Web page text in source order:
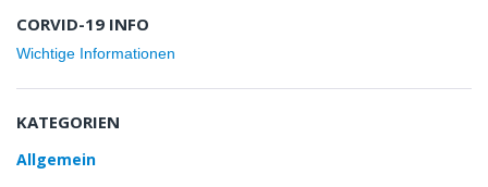
CORVID-19 INFO
Wichtige Informationen
KATEGORIEN
Allgemein